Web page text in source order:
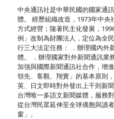
中央通訊社是中華民國的國家通
體。 經歷組織改造，1973年中
方式經營；隨著民主化發展，
例」改制為財團法人，定位為全
行三大法定任務： ．辦理國內外
體。 ．辦理國家對外新聞通訊業
加強與國際新聞通訊社合作，增
領先、客觀、翔實」的基本原則
英、日文即時對外發出上千則新
台灣唯一多語文新聞媒體，服務
從台灣民眾延伸至全球僑胞與讀
窗」。